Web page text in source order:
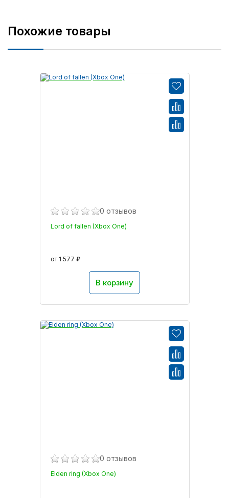
Похожие товары
0 отзывов
Lord of fallen (Xbox One)
от 1 577 ₽
В корзину
0 отзывов
Elden ring (Xbox One)